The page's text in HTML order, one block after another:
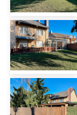
- Massivbauweise
- Baujahr 1970
- Kontinuierliche
- Einbauküchen